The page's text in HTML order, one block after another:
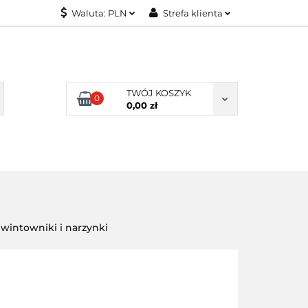
Waluta: PLN Strefa klienta
Dodaj zgłoszenie
Zgody cookies
0
TWÓJ KOSZYK
0,00 zł
KONTAKT
i narzynki